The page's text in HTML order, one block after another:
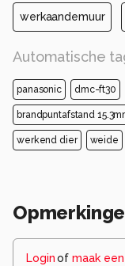
werkaandemuur
Automatische
panasonic dmc-ft30
brandpuntafstand
werkend dier weide
Loginof maak